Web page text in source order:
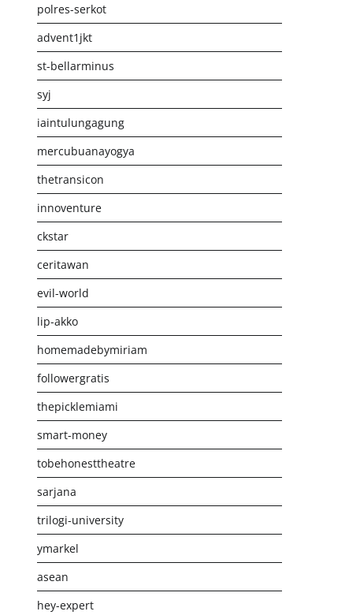
polres-serkot
advent1jkt
st-bellarminus
syj
iaintulungagung
mercubuanayogya
thetransicon
innoventure
ckstar
ceritawan
evil-world
lip-akko
homemadebymiriam
followergratis
thepicklemiami
smart-money
tobehonesttheatre
sarjana
trilogi-university
ymarkel
asean
hey-expert